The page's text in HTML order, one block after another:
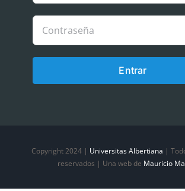
Política de privacidad
Entrar
Copyright 2024 | Universitas Albertiana |
reservados | Una web de Mauricio